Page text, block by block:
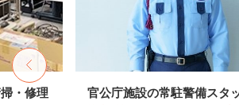
・修理 官公庁施設の常駐警備スタ